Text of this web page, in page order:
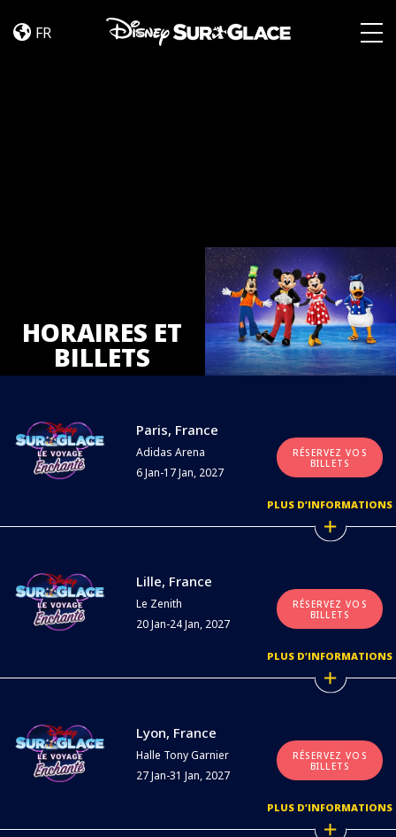
FR
HORAIRES ET
BILLETS
Paris, France
Adidas Arena
6 Jan-17 Jan, 2027
RÉSERVEZ VOS
BILLETS
PLUS D’INFORMATIONS
Lille, France
Le Zenith
20 Jan-24 Jan, 2027
RÉSERVEZ VOS
BILLETS
PLUS D’INFORMATIONS
Lyon, France
Halle Tony Garnier
27 Jan-31 Jan, 2027
RÉSERVEZ VOS
BILLETS
PLUS D’INFORMATIONS